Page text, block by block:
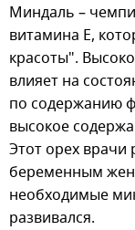
Миндаль –
витамина Е,
красоты".
влияет на
по содержанию
высокое
Этот орех врачи
беременным
необходимые
развивался.